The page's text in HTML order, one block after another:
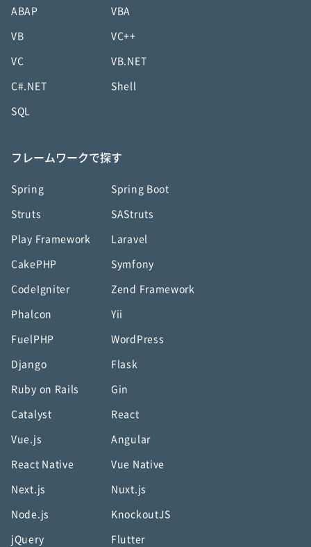
ABAP VBA
VB VC++
VC VB.NET
C#.NET Shell
SQL
フレームワークで探す
Spring Spring Boot
Struts SAStruts
Play Framework Laravel
CakePHP Symfony
CodeIgniter Zend Framework
Phalcon Yii
FuelPHP WordPress
Django Flask
Ruby on Rails Gin
Catalyst React
Vue.js Angular
React Native Vue Native
Next.js Nuxt.js
Node.js KnockoutJS
jQuery Flutter